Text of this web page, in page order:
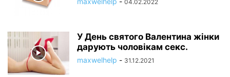
04.02.2022
У День святого Валентина жінки
дарують чоловікам секс.
maxwelhelp - 31.12.2021